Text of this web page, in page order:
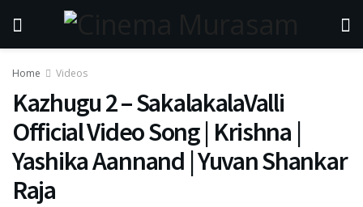
Home Videos
Kazhugu 2 – SakalakalaValli
Official Video Song | Krishna |
Yashika Aannand | Yuvan Shankar
Raja